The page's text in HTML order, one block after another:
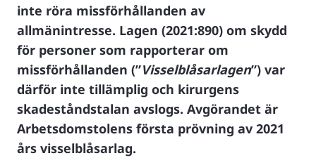
inte röra missförhållanden av
allmänintresse. Lagen (2021:890) om skydd
för personer som rapporterar om
missförhållanden (”Visselblåsarlagen”) var
därför inte tillämplig och kirurgens
skadeståndstalan avslogs. Avgörandet är
Arbetsdomstolens första prövning av 2021
års visselblåsarlag.